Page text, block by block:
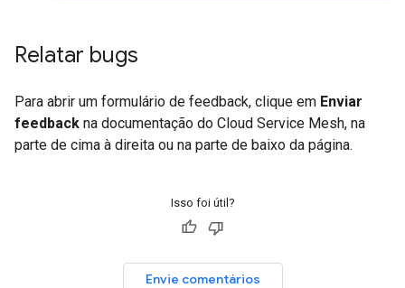
Relatar bugs
Para abrir um formulário de feedback, clique em Enviar
feedback na documentação do Cloud Service Mesh, na
parte de cima à direita ou na parte de baixo da página.
Isso foi útil?
Envie comentários